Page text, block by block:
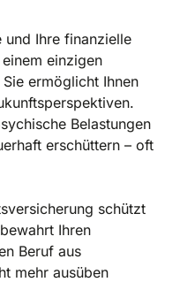
und Ihre finanzielle
einzigen
ermöglicht Ihnen
Belastungen
erschüttern – oft
schützt
Ihren
Beruf aus
mehr ausüben